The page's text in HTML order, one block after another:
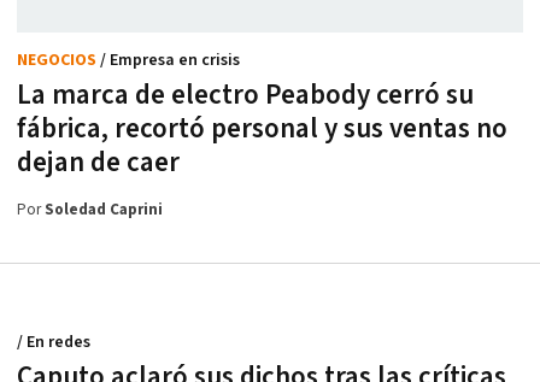
La marca de electro Peabody cerró su
fábrica, recortó personal y sus ventas no
dejan de caer
NEGOCIOS / Empresa en crisis
PorSoledad Caprini
/ En redes